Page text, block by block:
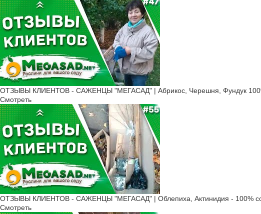
ОТЗЫВЫ КЛИЕНТОВ - САЖЕНЦЫ "МЕГАСАД" | Абрикос, Черешня, Фундук 100%
Смотреть
ОТЗЫВЫ КЛИЕНТОВ - САЖЕНЦЫ "МЕГАСАД" | Облепиха, Актинидия - 100%
Смотреть